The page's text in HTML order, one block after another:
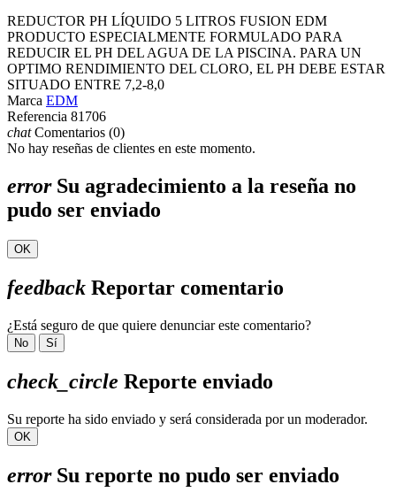
REDUCTOR PH LÍQUIDO 5 LITROS FUSION EDM
PRODUCTO ESPECIALMENTE FORMULADO PARA
REDUCIR EL PH DEL AGUA DE LA PISCINA. PARA UN
OPTIMO RENDIMIENTO DEL CLORO, EL PH DEBE ESTAR
SITUADO ENTRE 7,2-8,0
Marca EDM
Referencia 81706
chatComentarios (0)
No hay reseñas de clientes en este momento.
errorSu agradecimiento a la reseña no
pudo ser enviado
OK
feedback Reportar comentario
¿Está seguro de que quiere denunciar este comentario?
No Sí
check_circle Reporte enviado
Su reporte ha sido enviado y será considerada por un moderador.
OK
errorSu reporte no pudo ser enviado